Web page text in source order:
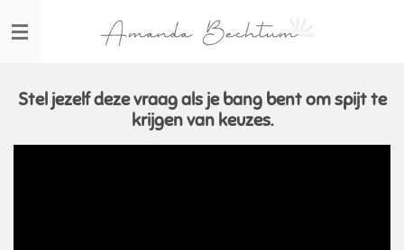
direct
hoofdinhoud
Stel jezelf deze vraag als je bang bent om spijt te
krijgen van keuzes.